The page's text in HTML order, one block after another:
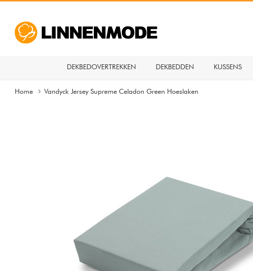
DEKBEDOVERTREKKEN DEKBEDDEN KUSSENS
Home Vandyck Jersey Supreme Celadon Green Hoeslaken